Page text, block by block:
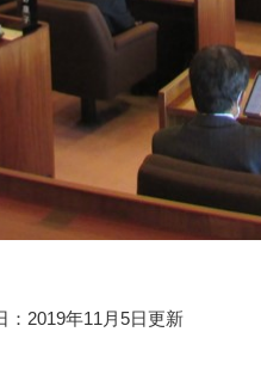
：2019年11月5日更新